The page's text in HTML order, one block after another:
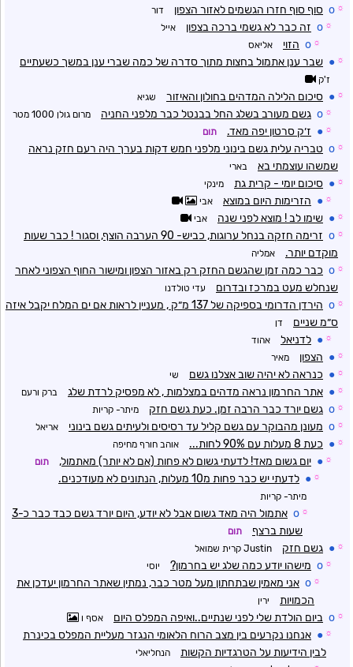
☼
o סוף סוף חזרו הגשמים לאזור הצפון דור
☼
o זה כבר לא גשמי ברכה בצפון אייל
☼
o הזוי אליאס
☼
● שבר ענן אתמול בחצות מתוך סדרה של כמה שברי ענן במשך כשעתיים
ז'ק
☼
● סיכום הלילה המדהים בחולון והאיזור שגיא
☼
o גשם מעורב בשלג החל בבנטל כבר מלפני החניה מרום גולן 1000 מטר
☼
● ז׳ק סרטון יפה מאד. תום
☼
o טבריה עלית גשם בינוני מלפני חמש דקות בערך היה רעם חזק נראה
שמשהו עוצמתי בא
בארי
☼
● סיכום יומי - קרית גת מינקי
☼
● הזרימות היום במוצא אבי
☼
● שימו לב ! מוצא לפני שנה אבי
☼
o
זרימה חזקה בנחל ערוגות, כביש- 90 הערבה הוצף, וסגור ! כבר שעות
מוקדם יותר.
אמליה
☼
o כבר כמה זמן שהגשם החזק רק באזור הצפון ומישור החוף הצפוני לאחר
שנחלש מעט במרכז ובדרום
עדי טולדנו
☼
o
הירדן הדרומי בספיקה של 137 מ״ק , מעניין לראות אם ים המלח יקבל איזה
ס״מ שניים
דן
☼
● לדניאל אהוד
☼
● הצפון מאיר
☼
● כנראה לא יהיה שוב אצלנו גשם שי
☼
● אתר החרמון נראה מדהים במצלמות , לא מפסיק לרדת שלג ברק ורעם
☼
o גשם יורד כבר הרבה זמן. כעת גשם חזק מיתר- קריות
☼
o מעונן מהבוקר עם גשם קליל עד רסיסים ולעיתים גשם בינוני אריאל
☼
● כעת 8 מעלות עם 90% לחות... אוהב חורף מחיפה
☼
● יום גשום מאד! לדעתי גשום לא פחות (אם לא יותר) מאתמול, תום
☼
● לדעתי יש כבר פחות מ10 מעלות, הנתונים לא מעודכנים.
מיתר- קריות
☼
o
אתמול היה מאד גשום אבל לא יודע, היום יורד גשם כבד כבר כ-3
שעות ברצף
תום
☼
● גשם חזק Justin קרית שמואל
☼
o מישהו יודע כמה שלג יש בחרמון? יוסי
☼
o אני מאמין שבתחתון מעל מטר כבר, נמתין שאתר החרמון יעדכן את
הכמויות
ירין
☼
o ביום הולדת שלי לפני שנתיים..ואיפה המפלס היום אסף ו
☼
● אנחנו נקרעים בין מצב הרוח הלאומי הנגזר מעליית המפלס בכינרת
לבין הידיעות על הטרגדיות הקשות
הנחליאלי